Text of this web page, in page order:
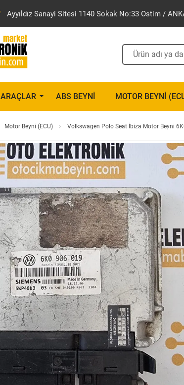
Ayyıldız Sanayi Sitesi 1140 Sokak No:33 Ostim /
ARAÇLAR ABS BEYNI MOTOR BEYNI
Motor Beyni (ECU) Volkswagen Polo Seat İbiza Motor Beyni